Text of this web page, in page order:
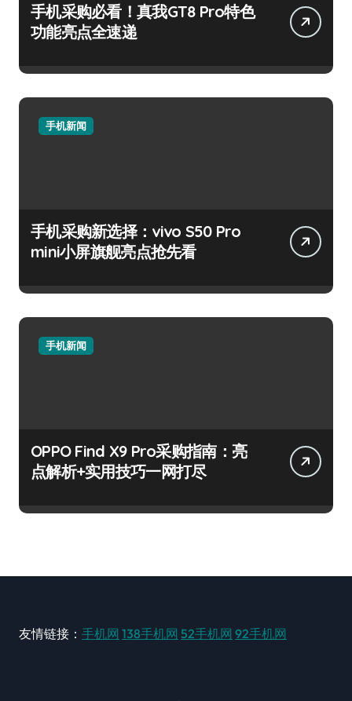
手机采购必看！真我GT8 Pro特色
功能亮点全速递
手机新闻
手机采购新选择：vivo S50 Pro
mini小屏旗舰亮点抢先看
手机新闻
OPPO Find X9 Pro采购指南：亮
点解析+实用技巧一网打尽
友情链接： 手机网 138手机网 52手机网 92手机网